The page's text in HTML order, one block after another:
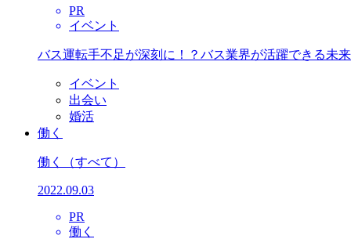
PR
イベント
バス運転手不足が深刻に！？バス業界が活躍できる未
イベント
出会い
婚活
働く
働く （すべて）
2022.09.03
PR
働く